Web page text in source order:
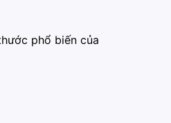
phổ biến của